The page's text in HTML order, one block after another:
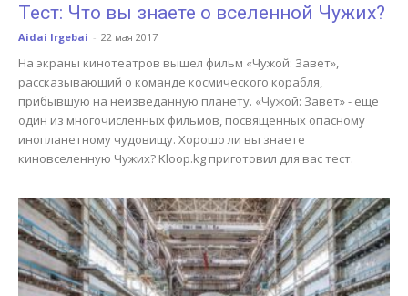
Тест: Что вы знаете о вселенной Чужих?
Aidai Irgebai - 22 мая 2017
На экраны кинотеатров вышел фильм «Чужой: Завет»,
рассказывающий о команде космического корабля,
прибывшую на неизведанную планету. «Чужой: Завет» - еще
один из многочисленных фильмов, посвященных опасному
инопланетному чудовищу. Хорошо ли вы знаете
киновселенную Чужих? Kloop.kg приготовил для вас тест.